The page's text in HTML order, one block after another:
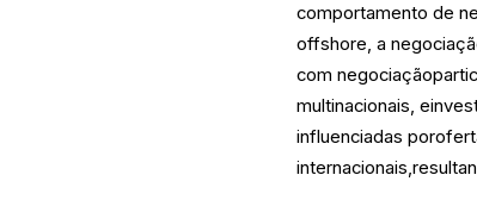
comportamento de
offshore, a
com
multinacionais,
influenciadas